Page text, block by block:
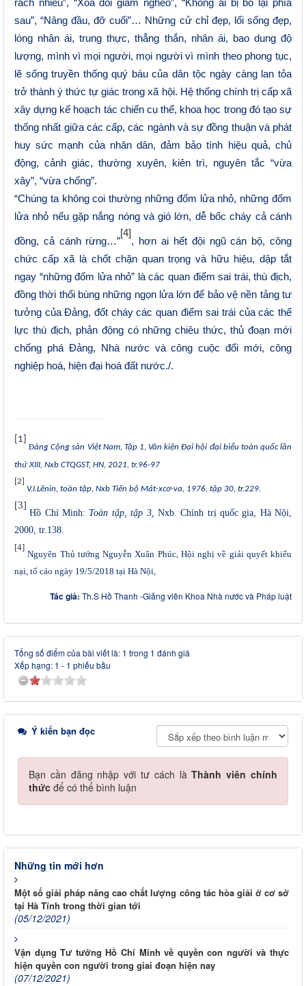
rách nhiều”, “Xóa đói giảm nghèo”, “Không ai bị bỏ lại phía
sau”, “Nâng đầu, đỡ cuối”… Những cử chỉ đẹp, lối sống đẹp,
lòng nhân ái, trung thực, thẳng thắn, nhân ái, bao dung độ
lượng, mình vì mọi người, mọi người vì mình theo phong tục,
lẽ sống truyền thống quý báu của dân tộc ngày càng lan tỏa
trở thành ý thức tự giác trong xã hội. Hệ thống chính trị cấp xã
xây dựng kế hoạch tác chiến cụ thể, khoa học trong đó tạo sự
thống nhất giữa các cấp, các ngành và sự đồng thuận và phát
huy sức mạnh của nhân dân, đảm bảo tính hiệu quả, chủ
động, cảnh giác, thường xuyên, kiên trì, nguyên tắc “vừa
xây”, “vừa chống”.
“Chúng ta không coi thường những đốm lửa nhỏ, những đốm
lửa nhỏ nếu gặp nắng nóng và gió lớn, dễ bốc cháy cả cánh
đồng, cả cánh rừng…”
[4]
, hơn ai hết đội ngũ cán bộ, công
chức cấp xã là chốt chặn quan trọng và hữu hiệu, dập tắt
ngay “những đốm lửa nhỏ” là các quan điểm sai trái, thù địch,
đồng thời thổi bùng những ngọn lửa lớn để bảo vệ nền tảng tư
tưởng của Đảng, đốt cháy các quan điểm sai trái của các thế
lực thù địch, phản động có những chiêu thức, thủ đoạn mới
chống phá Đảng, Nhà nước và công cuộc đổi mới, công
nghiệp hoá, hiện đại hoá đất nước./.
[1]
Đảng Cộng sản Việt Nam, Tập 1, Văn kiện Đại hội đại biểu toàn quốc lần
thứ XIII, Nxb CTQGST, HN, 2021, tr.96-97
[2]
V.I.Lênin, toàn tập, Nxb Tiến bộ Mát-xcơ-va, 1976, tập 30, tr.229.
[3]
Hồ Chí Minh: Toàn tập, tập 3, Nxb. Chính trị quốc gia, Hà Nội,
2000, tr.138.
[4]
Nguyên Thủ tướng Nguyễn Xuân Phúc, Hội nghị về giải quyết khiếu
nại, tố cáo ngày 19/5/2018 tại Hà Nội,
Tác giả: Th.S Hồ Thanh -Giảng viên Khoa Nhà nước và Pháp luật
Tổng số điểm của bài viết là: 1 trong 1 đánh giá
Xếp hạng: 1 - 1 phiếu bầu
Ý kiến bạn đọc
Bạn cần đăng nhập với tư cách làThành viên chính
thức để có thể bình luận
Những tin mới hơn
Một số giải pháp nâng cao chất lượng công tác hòa giải ở cơ sở
tại Hà Tĩnh trong thời gian tới
(05/12/2021)
Vận dụng Tư tưởng Hồ Chí Minh về quyền con người và thực
hiện quyền con người trong giai đoạn hiện nay
(07/12/2021)